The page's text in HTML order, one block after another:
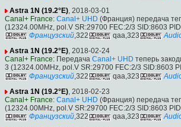
Astra 1N (19.2°E) , 2018-03-01
Canal+ France: Canal+ UHD (Франция) передача
(12324.00MHz, pol.V SR:29700 FEC:2/3 SID:8603
Французский,322 qaa,323
Astra 1N (19.2°E), 2018-02-24
Canal+ France: Передача Canal+ UHD теперь
3 (12324.00MHz, pol.V SR:29700 FEC:2/3 SID:8603
Французский ,322 qaa,323
Astra 1N (19.2°E), 2018-02-23
Canal+ France: Canal+ UHD (Франция) передача
(12324.00MHz, pol.V SR:29700 FEC:2/3 SID:8603
Французский,322 qaa,323